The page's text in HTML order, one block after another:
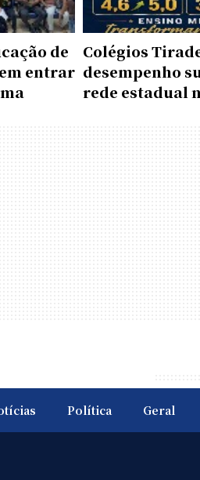
de
entrar
Colégios
desempenho
rede estadual
Política Geral